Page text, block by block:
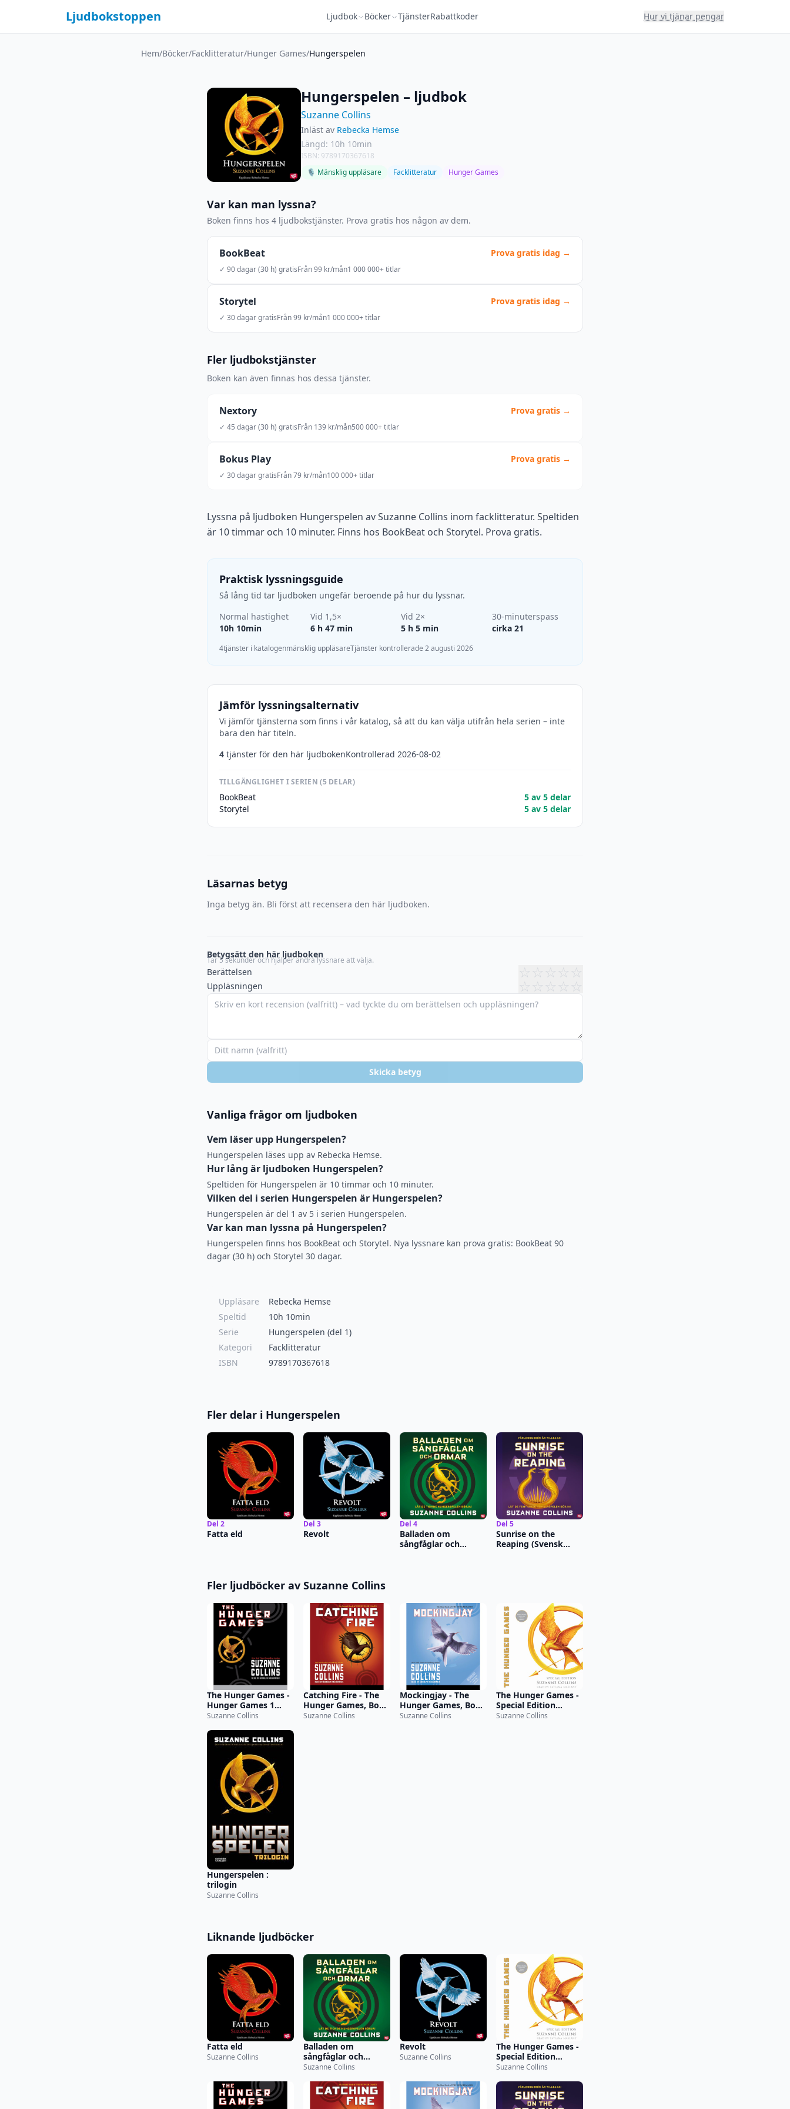
Ljudbokstoppen Ljudbok Böcker TjänsterRabattkoder Hur vi tjänar pengar
Hem/Böcker/Facklitteratur/Hunger Games/Hungerspelen
Hungerspelen – ljudbok
Suzanne Collins
Inläst av Rebecka Hemse
Längd: 10h 10min
ISBN: 9789170367618
🎙 Mänsklig uppläsare
Facklitteratur Hunger Games
Var kan man lyssna?
Boken finns hos 4 ljudbokstjänster. Prova gratis hos någon av dem.
BookBeat Prova gratis idag →
✓ 90 dagar (30 h) gratisFrån 99 kr/mån1 000 000+ titlar
Storytel Prova gratis idag →
✓ 30 dagar gratisFrån 99 kr/mån1 000 000+ titlar
Fler ljudbokstjänster
Boken kan även finnas hos dessa tjänster.
Nextory Prova gratis →
✓ 45 dagar (30 h) gratisFrån 139 kr/mån500 000+ titlar
Bokus Play Prova gratis →
✓ 30 dagar gratisFrån 79 kr/mån100 000+ titlar
Lyssna på ljudboken Hungerspelen av Suzanne Collins inom facklitteratur. Speltiden
är 10 timmar och 10 minuter. Finns hos BookBeat och Storytel. Prova gratis.
Praktisk lyssningsguide
Så lång tid tar ljudboken ungefär beroende på hur du lyssnar.
Normal hastighet
10h 10min
Vid 1,5×
6 h 47 min
Vid 2×
5 h 5 min
30-minuterspass
cirka 21
4tjänster i katalogenmänsklig uppläsareTjänster kontrollerade 2 augusti 2026
Jämför lyssningsalternativ
Vi jämför tjänsterna som finns i vår katalog, så att du kan välja utifrån hela serien – inte
bara den här titeln.
4 tjänster för den här ljudbokenKontrollerad 2026-08-02
TILLGÄNGLIGHET I SERIEN (5 DELAR)
BookBeat
5 av 5 delar
Storytel
5 av 5 delar
Läsarnas betyg
Inga betyg än. Bli först att recensera den här ljudboken.
Betygsätt den här ljudboken
Tar 5 sekunder och hjälper andra lyssnare att välja.
Berättelsen ☆☆☆☆☆
Uppläsningen ☆ ☆ ☆ ☆ ☆
Skicka betyg
Vanliga frågor om ljudboken
Vem läser upp Hungerspelen?
Hungerspelen läses upp av Rebecka Hemse.
Hur lång är ljudboken Hungerspelen?
Speltiden för Hungerspelen är 10 timmar och 10 minuter.
Vilken del i serien Hungerspelen är Hungerspelen?
Hungerspelen är del 1 av 5 i serien Hungerspelen.
Var kan man lyssna på Hungerspelen?
Hungerspelen finns hos BookBeat och Storytel. Nya lyssnare kan prova gratis: BookBeat 90
dagar (30 h) och Storytel 30 dagar.
Uppläsare
Rebecka Hemse
Speltid
10h 10min
Serie
Hungerspelen (del 1)
Kategori
Facklitteratur
ISBN
9789170367618
Fler delar i Hungerspelen
Del 2
Fatta eld
Del 3
Revolt
Del 4
Balladen om
sångfåglar och
Del 5
Sunrise on the
Reaping (Svensk
Fler ljudböcker av Suzanne Collins
The Hunger Games -
Hunger Games 1
(Unabridged)
Suzanne Collins
Catching Fire - The
Hunger Games, Book
2 (Unabridged)
Suzanne Collins
Mockingjay - The
Hunger Games, Book
3 (Unabridged)
Suzanne Collins
The Hunger Games -
Special Edition
(Unabridged)
Suzanne Collins
Hungerspelen :
trilogin
Suzanne Collins
Liknande ljudböcker
Fatta eld
Suzanne Collins
Balladen om
sångfåglar och
ormar
Suzanne Collins
Revolt
Suzanne Collins
The Hunger Games -
Special Edition
(Unabridged)
Suzanne Collins